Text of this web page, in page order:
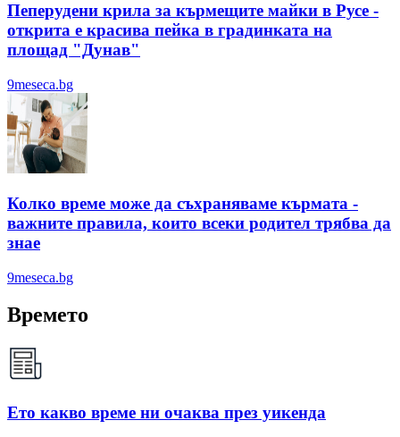
Пеперудени крила за кърмещите майки в Русе -
открита е красива пейка в градинката на
площад "Дунав"
9meseca.bg
Колко време може да съхраняваме кърмата -
важните правила, които всеки родител трябва да
знае
9meseca.bg
Времето
Ето какво време ни очаква през уикенда